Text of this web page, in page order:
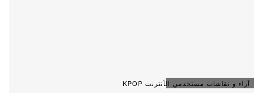
آراء و نقاشات مستخدمي الأنترنت KPOP